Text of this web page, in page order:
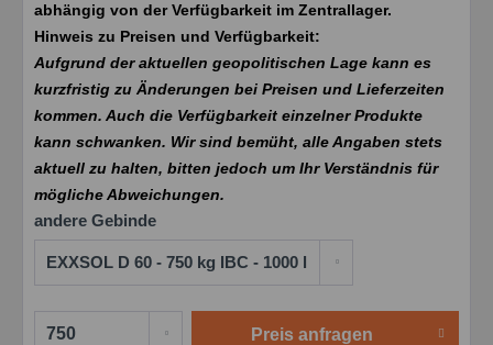
abhängig von der Verfügbarkeit im Zentrallager.
Hinweis zu Preisen und Verfügbarkeit:
Aufgrund der aktuellen geopolitischen Lage kann es
kurzfristig zu Änderungen bei Preisen und Lieferzeiten
kommen. Auch die Verfügbarkeit einzelner Produkte
kann schwanken. Wir sind bemüht, alle Angaben stets
aktuell zu halten, bitten jedoch um Ihr Verständnis für
mögliche Abweichungen.
andere Gebinde
Preis anfragen